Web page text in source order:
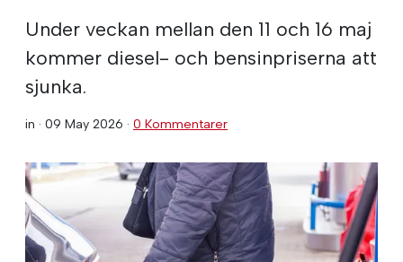
Under veckan mellan den 11 och 16 maj
kommer diesel- och bensinpriserna att
sjunka.
in · 09 May 2026 · 0 Kommentarer